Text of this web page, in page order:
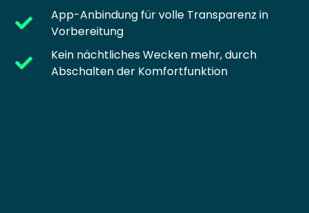
App-Anbindung für volle Transparenz in
Vorbereitung
Kein nächtliches Wecken mehr, durch
Abschalten der Komfortfunktion